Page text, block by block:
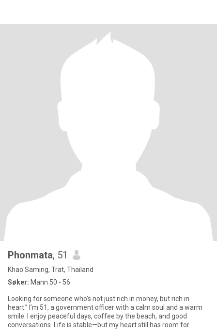
Phonmata, 51
Khao Saming, Trat, Thailand
Søker: Mann 50 - 56
Looking for someone who’s not just rich in money, but rich in
heart.” I’m 51, a government officer with a calm soul and a warm
smile. I enjoy peaceful days, coffee by the beach, and good
conversations. Life is stable—but my heart still has room for